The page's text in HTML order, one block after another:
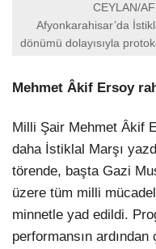
CEYLAN/
Afyonkarahisar’da
dönümü dolayısıyla
Mehmet Âkif Ersoy
Milli Şair Mehmet Âkif
daha İstiklal Marşı
törende, başta Gazi
üzere tüm milli
minnetle yad edildi.
performansın